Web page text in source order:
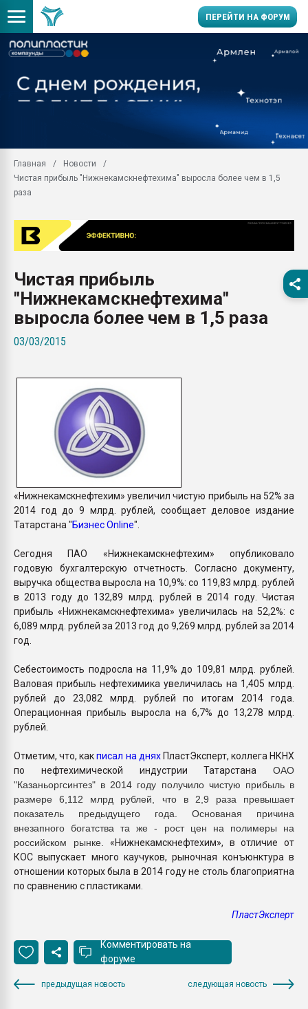
ПЕРЕЙТИ НА ФОРУМ
Вакуум-формовочные
ближайшее
28.07.2026
Всё, что касается
вакуумного
Продам отходы
поликарбоната и АБС-
Armaloy PC/ABS-1IM
Главная
Новости
Чистая прибыль "Нижнекамскнефтехима" выросла более чем в 1,5
раза
Чистая прибыль
"Нижнекамскнефтехима"
выросла более чем в 1,5 раза
03/03/2015
«Нижнекамскнефтехим» увеличил чистую прибыль на 52% за
2014 год до 9 млрд. рублей, сообщает деловое издание
Татарстана "Бизнес Online".
Сегодня ПАО «Нижнекамскнефтехим» опубликовало
годовую бухгалтерскую отчетность. Согласно документу,
выручка общества выросла на 10,9%: со 119,83 млрд. рублей
в 2013 году до 132,89 млрд. рублей в 2014 году. Чистая
прибыль «Нижнекамскнефтехима» увеличилась на 52,2%: с
6,089 млрд. рублей за 2013 год до 9,269 млрд. рублей за 2014
год.
Себестоимость подросла на 11,9% до 109,81 млрд. рублей.
Валовая прибыль нефтехимика увеличилась на 1,405 млрд.
рублей до 23,082 млрд. рублей по итогам 2014 года.
Операционная прибыль выросла на 6,7% до 13,278 млрд.
рублей.
Отметим, что, какписал на дняхПластЭксперт, коллега НКНХ
по нефтехимической индустрии Татарстана ОАО
"Казаньоргсинтез" в 2014 году получило чистую прибыль в
размере 6,112 млрд рублей, что в 2,9 раза превышает
показатель предыдущего года. Основаная причина
внезапного богатства та же - рост цен на полимеры на
российском рынке.«Нижнекамскнефтехим», в отличие от
КОС выпускает много каучуков, рыночная конъюнктура в
отношении которых была в 2014 году не столь благоприятна
по сравнению с пластиками.
ПластЭксперт
Комментировать на
форуме
предыдущая новость следующая новость